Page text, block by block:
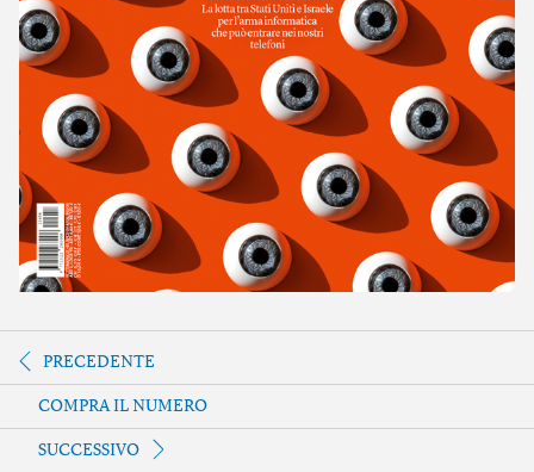
PRECEDENTE
COMPRA IL NUMERO
SUCCESSIVO